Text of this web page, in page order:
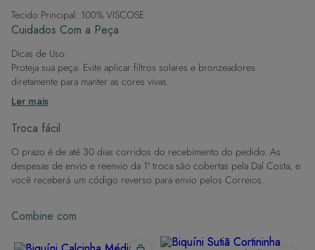
para um look despojado.
Ousadia na Produção: Adicione botas e jaquetas
Conforto para Passeios: Use com tênis ou em
sobreposições de inverno, oferecendo uma
combinação fácil e elegante para qualquer ocasião.
Tecido Principal: 100% VISCOSE
Cuidados Com a Peça
Dicas de Uso:
Proteja sua peça: Evite aplicar filtros solares e bronzeadores
diretamente para manter as cores vivas.
Após a piscina: Lembre-se de que o cloro pode desgastar o tecido,
então enxague após sair da água.
Evite superfícies ásperas: Para manter a integridade do tecido, evite
Dicas de Lavagem:
Lave rapidamente: Assim que possível, lave separado de outras peças.
À mão e com cuidado: Use água fria e sabão neutro, evitando máquina
Secagem ideal: Não deixe de molho nem guarde úmido. Seque à
Para cores vibrantes: Lave as peças antes do primeiro uso e siga as
Ler mais
Troca fácil
O prazo é de até 30 dias corridos do recebimento do pedido. As
despesas de envio e reenvio da 1ª troca são cobertas pela Dal Costa, e
você receberá um código reverso para envio pelos Correios.
Combine com